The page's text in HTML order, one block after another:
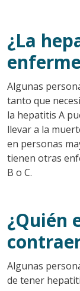
¿La
Algunas
tanto que
la hepatitis A
llevar a la
en personas
tienen otras
B o C.
¿Quién
Algunas
de tener